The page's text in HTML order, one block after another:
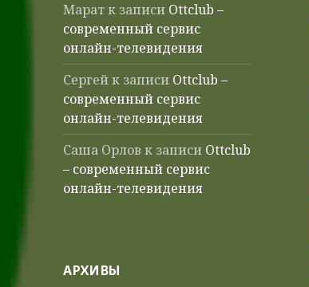
Маратк записи Ottclub –
современный сервис
онлайн-телевидения
Сергейк записи Ottclub –
современный сервис
онлайн-телевидения
Саша Орлов к записи Ottclub
– современный сервис
онлайн-телевидения
АРХИВЫ